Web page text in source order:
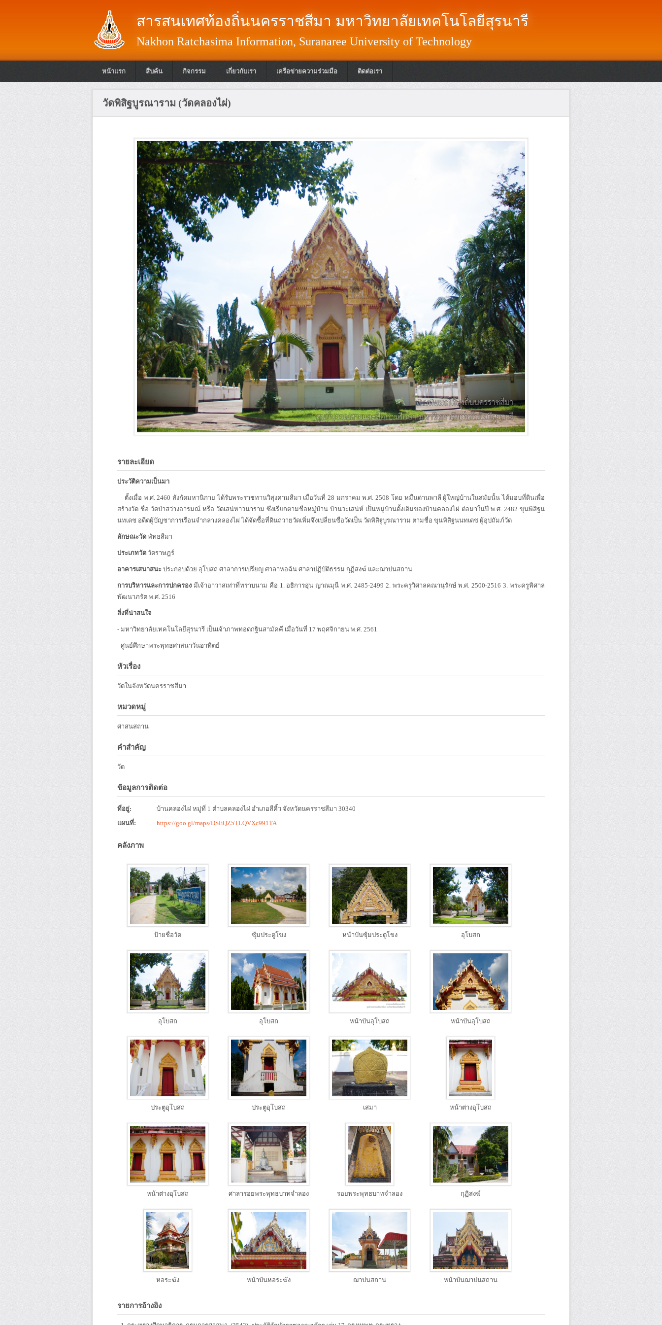
สารสนเทศท้องถิ่นนครราชสีมา มหาวิทยาลัยเทคโนโลยีสุรนารี
Nakhon Ratchasima Information, Suranaree University of Technology
หน้าแรก สืบค้น กิจกรรม เกี่ยวกับเรา เครือข่ายความร่วมมือ ติดต่อเรา
วัดพิสิฐบูรณาราม (วัดคลองไผ่)
รายละเอียด
ประวัติความเป็นมา
ตั้งเมื่อ พ.ศ. 2460 สังกัดมหานิกาย ได้รับพระราชทานวิสุงคามสีมา เมื่อวันที่ 28 มกราคม พ.ศ. 2508 โดย หมื่นด่านพาลี ผู้ใหญ่บ้านในสมัยนั้น ได้มอบที่ดินเพื่อ
สร้างวัด ชื่อ วัดป่าสว่างอารมณ์ หรือ วัดเสน่หาวนาราม ซึ่งเรียกตามชื่อหมู่บ้าน บ้านวะเสน่ห์ เป็นหมู่บ้านดั้งเดิมของบ้านคลองไผ่ ต่อมาในปี พ.ศ. 2482 ขุนพิสิฐน
นทเดช อดีตผู้บัญชาการเรือนจำกลางคลองไผ่ ได้จัดซื้อที่ดินถวายวัดเพิ่มจึงเปลี่ยนชื่อวัดเป็น วัดพิสิฐูบูรณาราม ตามชื่อ ขุนพิสิฐนนทเดช ผู้อุปถัมภ์วัด
ลักษณะวัด พัทธสีมา
ประเภทวัด วัดราษฎร์
อาคารเสนาสนะ ประกอบด้วย อุโบสถ ศาลาการเปรียญ ศาลาหอฉัน ศาลาปฏิบัติธรรม กุฏิสงฆ์ และฌาปนสถาน
การบริหารและการปกครอง มีเจ้าอาวาสเท่าที่ทราบนาม คือ 1. อธิการอุ่น ญาณมุนี พ.ศ. 2485-2499 2. พระครูวิศาลคณานุรักษ์ พ.ศ. 2500-2516 3. พระครูพิศาล
พัฒนาภรัต พ.ศ. 2516
สิ่งที่น่าสนใจ
- มหาวิทยาลัยเทคโนโลยีสุรนารี เป็นเจ้าภาพทอดกฐินสามัคคี เมื่อวันที่ 17 พฤศจิกายน พ.ศ. 2561
- ศูนย์ศึกษาพระพุทธศาสนาวันอาทิตย์
หัวเรื่อง
วัดในจังหวัดนครราชสีมา
หมวดหมู่
ศาสนสถาน
คำสำคัญ
วัด
ข้อมูลการติดต่อ
ที่อยู่:
บ้านคลองไผ่ หมู่ที่ 1 ตำบลคลองไผ่ อำเภอสีคิ้ว จังหวัดนครราชสีมา 30340
แผนที่:
https://goo.gl/maps/DSEQZ5TLQVXc991TA
คลังภาพ
ป้ายชื่อวัด ซุ้มประตูโขง หน้าบันซุ้มประตูโขง อุโบสถ
อุโบสถ อุโบสถ หน้าบันอุโบสถ หน้าบันอุโบสถ
ประตูอุโบสถ ประตูอุโบสถ เสมา หน้าต่างอุโบสถ
หน้าต่างอุโบสถ ศาลารอยพระพุทธบาทจำลอง รอยพระพุทธบาทจำลอง กุฏิสงฆ์
หอระฆัง หน้าบันหอระฆัง ฌาปนสถาน หน้าบันฌาปนสถาน
รายการอ้างอิง